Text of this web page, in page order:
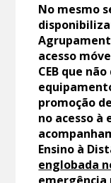
No mesmo
acesso
CEB que
promoção
no acesso à
Ensino à
englobada
emergência